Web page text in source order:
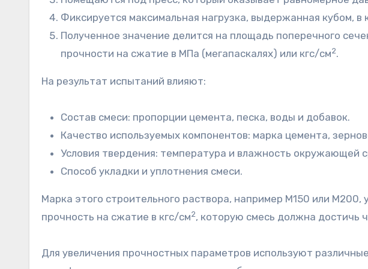
Фиксируется максимальная нагрузка, выдержанная кубом, в
Полученное значение делится на площадь поперечного
прочности на сжатие в МПа (мегапаскалях) или кгс/см2.
На результат испытаний влияют:
Состав смеси: пропорции цемента, песка, воды и добавок.
Качество используемых компонентов: марка цемента,
Условия твердения: температура и влажность окружающей
Способ укладки и уплотнения смеси.
Марка этого строительного раствора, например М150 или М200,
прочность на сжатие в кгс/см2, которую смесь должна достичь
Для увеличения прочностных параметров используют